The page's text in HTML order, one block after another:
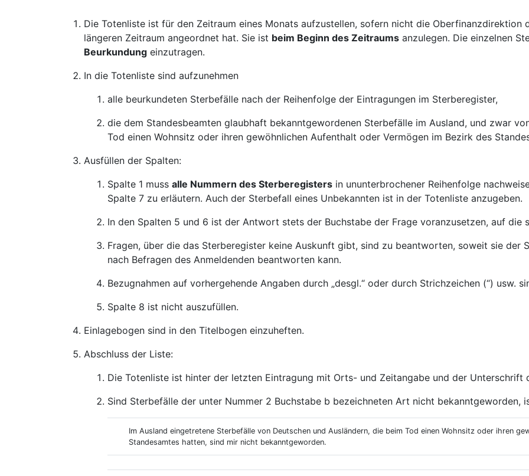
Die Totenliste ist für den Zeitraum eines Monats aufzustellen, sofern nicht die Oberfinanzdirektion
längeren Zeitraum angeordnet hat. Sie ist beim Beginn des Zeitraums anzulegen. Die einzelnen
Beurkundung einzutragen.
In die Totenliste sind aufzunehmen
alle beurkundeten Sterbefälle nach der Reihenfolge der Eintragungen im Sterberegister,
die dem Standesbeamten glaubhaft bekanntgewordenen Sterbefälle im Ausland, und zwar
Tod einen Wohnsitz oder ihren gewöhnlichen Aufenthalt oder Vermögen im Bezirk des
Ausfüllen der Spalten:
Spalte 1 muss alle Nummern des Sterberegisters in ununterbrochener Reihenfolge
Spalte 7 zu erläutern. Auch der Sterbefall eines Unbekannten ist in der Totenliste anzugeben.
In den Spalten 5 und 6 ist der Antwort stets der Buchstabe der Frage voranzusetzen, auf die
Fragen, über die das Sterberegister keine Auskunft gibt, sind zu beantworten, soweit sie der
nach Befragen des Anmeldenden beantworten kann.
Bezugnahmen auf vorhergehende Angaben durch „desgl.“ oder durch Strichzeichen (“) usw.
Spalte 8 ist nicht auszufüllen.
Einlagebogen sind in den Titelbogen einzuheften.
Abschluss der Liste:
Die Totenliste ist hinter der letzten Eintragung mit Orts- und Zeitangabe und der Unterschrift
Sind Sterbefälle der unter Nummer 2 Buchstabe b bezeichneten Art nicht bekanntgeworden,
Im Ausland eingetretene Sterbefälle von Deutschen und Ausländern, die beim Tod einen Wohnsitz oder ihren
Standesamtes hatten, sind mir nicht bekanntgeworden.